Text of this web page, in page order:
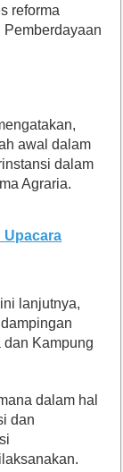
reforma
awal dalam
dalam
Agraria.
Upacara
lanjutnya,
Kampung
dalam hal
dan